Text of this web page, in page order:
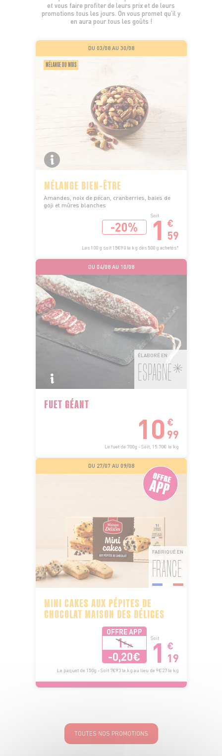
et vous faire profiter de leurs prix et de leurs
promotions tous les jours. On vous promet qu’il y
en aura pour tous les goûts !
DU 03/08 AU 30/08
MÉLANGE DU MOIS
MÉLANGE BIEN-ÊTRE
Amandes, noix de pécan, cranberries, baies de
goji et mûres blanches
-20%
Soit
1 €
59
Les 100 g soit 15€90 le kg dès 500 g achetés*
DU 04/08 AU 10/08
ÉLABORÉ EN
ESPAGNE*
FUET GÉANT
10 €
99
Le fuet de 700g - Soit, 15.70€ le kg
DU 27/07 AU 09/08
FABRIQUÉ EN
FRANCE
MINI CAKES AUX PÉPITES DE
CHOCOLAT MAISON DES DÉLICES
OFFRE APP
1€39
-0,20€
Soit
1 €
19
Le paquet de 150g - Soit 7€93 le kg au lieu de 9€27 le kg
TOUTES NOS PROMOTIONS